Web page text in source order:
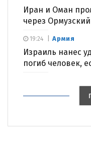
Иран и Оман
через
Армия
Израиль нанес
погиб человек,
19:24